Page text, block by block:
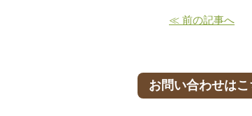
≪ 前の記事へ
お問い合わせは